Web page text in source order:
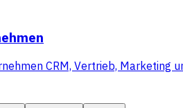
CRM, Vertrieb, Marketing